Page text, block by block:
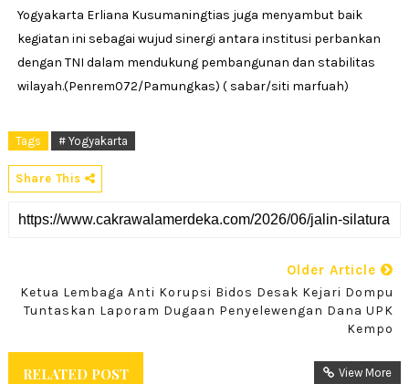
Yogyakarta Erliana Kusumaningtias juga menyambut baik
kegiatan ini sebagai wujud sinergi antara institusi perbankan
dengan TNI dalam mendukung pembangunan dan stabilitas
wilayah.(Penrem072/Pamungkas) ( sabar/siti marfuah)
Tags # Yogyakarta
Share This
Older Article
Ketua Lembaga Anti Korupsi Bidos Desak Kejari Dompu
Tuntaskan Laporam Dugaan Penyelewengan Dana UPK
Kempo
RELATED POST View More